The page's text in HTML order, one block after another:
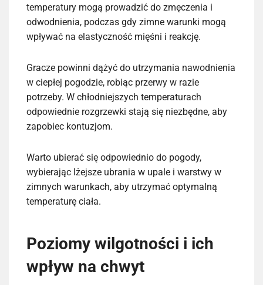
temperatury mogą prowadzić do zmęczenia i
odwodnienia, podczas gdy zimne warunki mogą
wpływać na elastyczność mięśni i reakcję.
Gracze powinni dążyć do utrzymania nawodnienia
w ciepłej pogodzie, robiąc przerwy w razie
potrzeby. W chłodniejszych temperaturach
odpowiednie rozgrzewki stają się niezbędne, aby
zapobiec kontuzjom.
Warto ubierać się odpowiednio do pogody,
wybierając lżejsze ubrania w upale i warstwy w
zimnych warunkach, aby utrzymać optymalną
temperaturę ciała.
Poziomy wilgotności i ich
wpływ na chwyt